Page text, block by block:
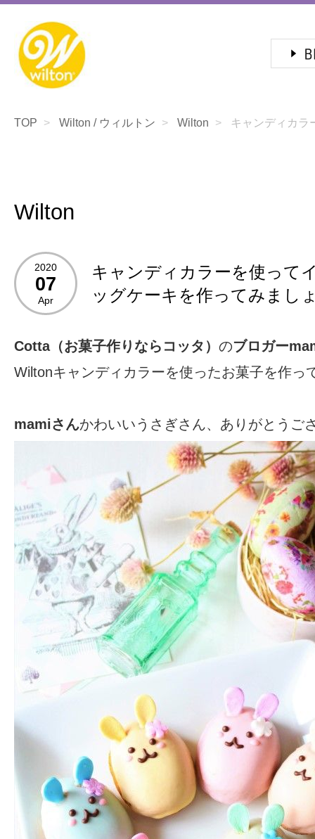
TOP Wilton / ウィルトン Wilton キャンディカラ
Wilton
2020
07
Apr
キャンディカラーを使って
ッグケーキを作ってみまし
Cotta（お菓子作りならコッタ） のブロガー
Wiltonキャンディカラーを使ったお菓子を作っ
mamiさんかわいいうさぎさん、ありがとうご